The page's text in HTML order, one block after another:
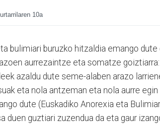
10a
bulimiari buruzko hitzaldia emango
aurrezaintze eta somatze
azaldu dute seme-alaben arazo
eta nola antzeman eta nola aurre
dute (Euskadiko Anorexia eta
duen guztiari zuzendua da eta gaur